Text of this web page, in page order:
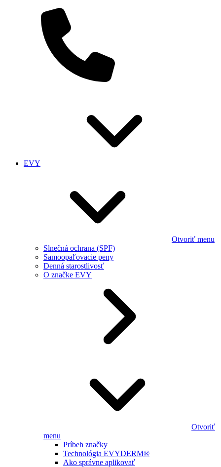
EVY
Otvoriť menu
Slnečná ochrana (SPF)
Samoopaľovacie peny
Denná starostlivosť
O značke EVY
Otvoriť
menu
Príbeh značky
Technológia EVYDERM®
Ako správne aplikovať